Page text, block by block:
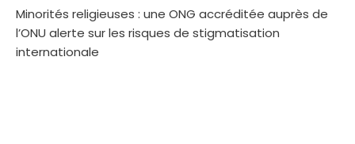
Minorités religieuses : une ONG accréditée auprès de
l’ONU alerte sur les risques de stigmatisation
internationale